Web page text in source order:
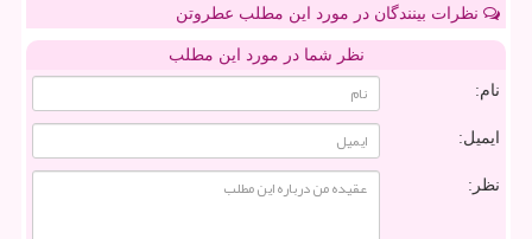
نظرات بینندگان در مورد این مطلب عطروتن
نظر شما در مورد این مطلب
نام:
ایمیل:
نظر: